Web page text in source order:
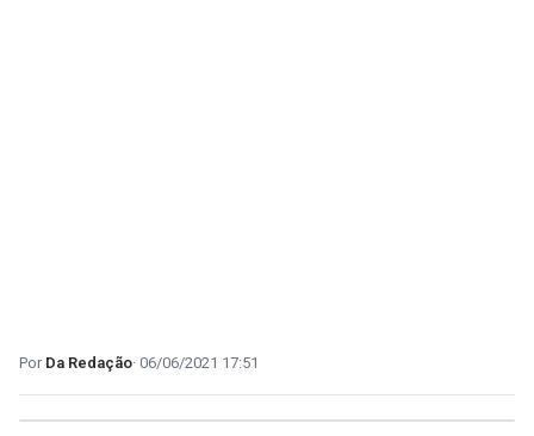
Da Redação 06/06/2021 17:51